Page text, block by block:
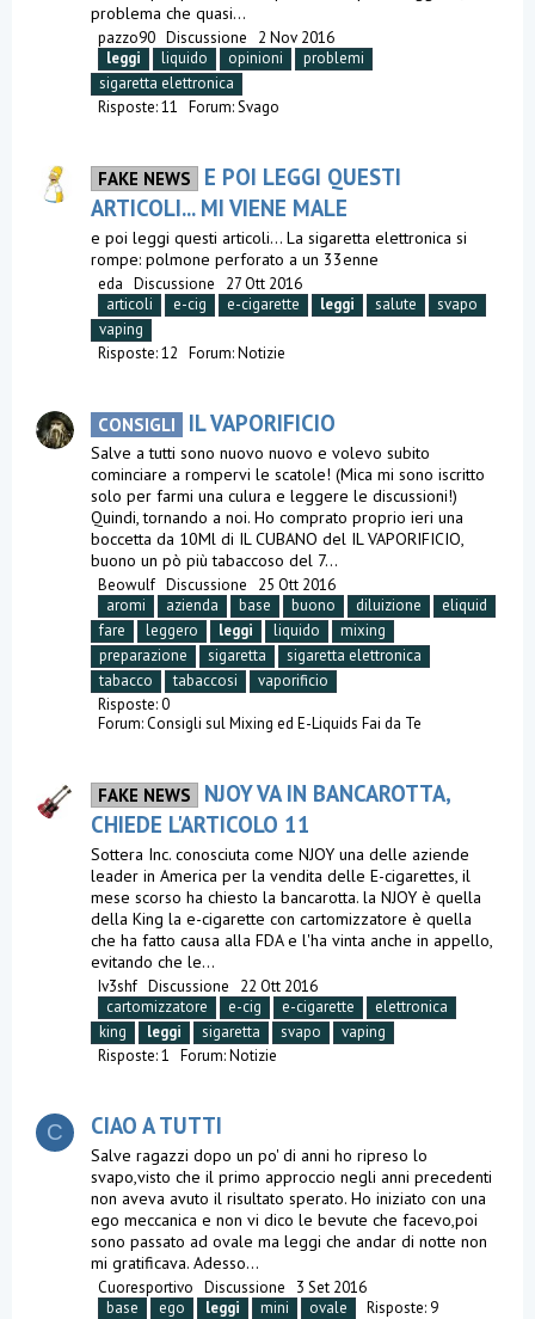
problema che quasi...
pazzo90 Discussione
2 Nov 2016
leggi
liquido opinioni
problemi
sigaretta elettronica
Risposte: 11 Forum:Svago
FAKE NEWS
E POI LEGGI QUESTI
ARTICOLI... MI VIENE MALE
e poi leggi questi articoli... La sigaretta elettronica si
rompe: polmone perforato a un 33enne
eda Discussione
27 Ott 2016
articoli
e-cig e-cigarette leggi salute
svapo
vaping
Risposte: 12 Forum:Notizie
CONSIGLI IL VAPORIFICIO
Salve a tutti sono nuovo nuovo e volevo subito
cominciare a rompervi le scatole! (Mica mi sono iscritto
solo per farmi una culura e leggere le discussioni!)
Quindi, tornando a noi. Ho comprato proprio ieri una
boccetta da 10Ml di IL CUBANO del IL VAPORIFICIO,
buono un pò più tabaccoso del 7...
Beowulf Discussione
25 Ott 2016
aromi
azienda base buono diluizione
eliquid
fare
leggero leggi liquido
mixing
preparazione
sigaretta
sigaretta elettronica
tabacco
tabaccosi
vaporificio
Risposte: 0
Forum:Consigli sul Mixing ed E-Liquids Fai da Te
FAKE NEWS
NJOY VA IN BANCAROTTA,
CHIEDE L'ARTICOLO 11
Sottera Inc. conosciuta come NJOY una delle aziende
leader in America per la vendita delle E-cigarettes, il
mese scorso ha chiesto la bancarotta. la NJOY è quella
della King la e-cigarette con cartomizzatore è quella
che ha fatto causa alla FDA e l'ha vinta anche in appello,
evitando che le...
Iv3shf Discussione
22 Ott 2016
cartomizzatore
e-cig e-cigarette
elettronica
king
leggi sigaretta svapo
vaping
Risposte: 1 Forum:Notizie
C CIAO A TUTTI
Salve ragazzi dopo un po' di anni ho ripreso lo
svapo,visto che il primo approccio negli anni precedenti
non aveva avuto il risultato sperato. Ho iniziato con una
ego meccanica e non vi dico le bevute che facevo,poi
sono passato ad ovale ma leggi che andar di notte non
mi gratificava. Adesso...
Cuoresportivo Discussione
3 Set 2016
base
ego leggi mini ovale
Risposte: 9